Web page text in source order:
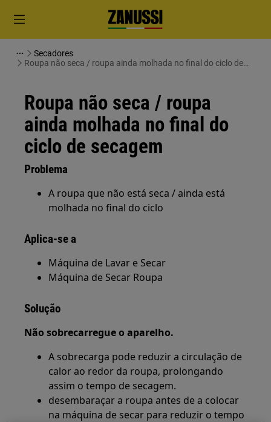
Secadores
Roupa não seca / roupa ainda molhada no final do ciclo de
Roupa não seca / roupa
ainda molhada no final do
ciclo de secagem
Problema
A roupa que não está seca / ainda está
molhada no final do ciclo
Aplica-se a
Máquina de Lavar e Secar
Máquina de Secar Roupa
Solução
Não sobrecarregue o aparelho.
A sobrecarga pode reduzir a circulação de
calor ao redor da roupa, prolongando
assim o tempo de secagem.
desembaraçar a roupa antes de a colocar
na máquina de secar para reduzir o tempo